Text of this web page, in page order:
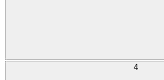
4